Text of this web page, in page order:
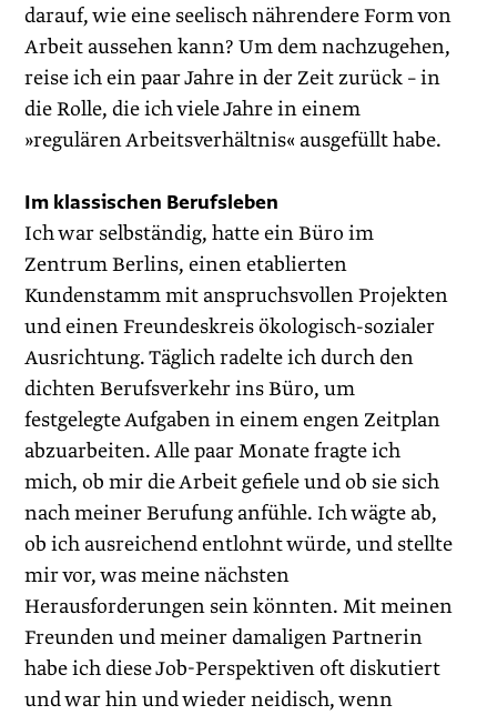
darauf, wie eine seelisch nährendere Form von
Arbeit aussehen kann? Um dem nachzugehen,
reise ich ein paar Jahre in der Zeit zurück – in
die Rolle, die ich viele Jahre in einem
»regulären Arbeitsverhältnis« ausgefüllt habe.
Im klassischen Berufsleben
Ich war selbständig, hatte ein Büro im
Zentrum Berlins, einen etablierten
Kundenstamm mit anspruchsvollen Projekten
und einen Freundeskreis ökologisch-sozialer
Ausrichtung. Täglich radelte ich durch den
dichten Berufsverkehr ins Büro, um
festgelegte Aufgaben in einem engen Zeitplan
abzuarbeiten. Alle paar Monate fragte ich
mich, ob mir die Arbeit gefiele und ob sie sich
nach meiner Berufung anfühle. Ich wägte ab,
ob ich ausreichend entlohnt würde, und stellte
mir vor, was meine nächsten
Herausforderungen sein könnten. Mit meinen
Freunden und meiner damaligen Partnerin
habe ich diese Job-Perspektiven oft diskutiert
und war hin und wieder neidisch, wenn